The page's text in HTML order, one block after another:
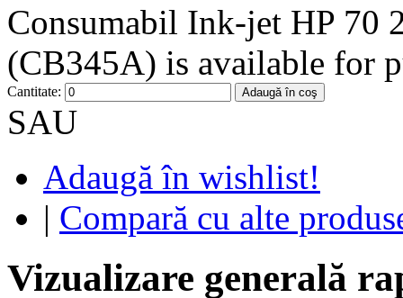
Consumabil Ink-jet HP 70
(CB345A) is available for
Cantitate: Adaugă în coş
SAU
Adaugă în wishlist!
| Compară cu alte
Vizualizare generală